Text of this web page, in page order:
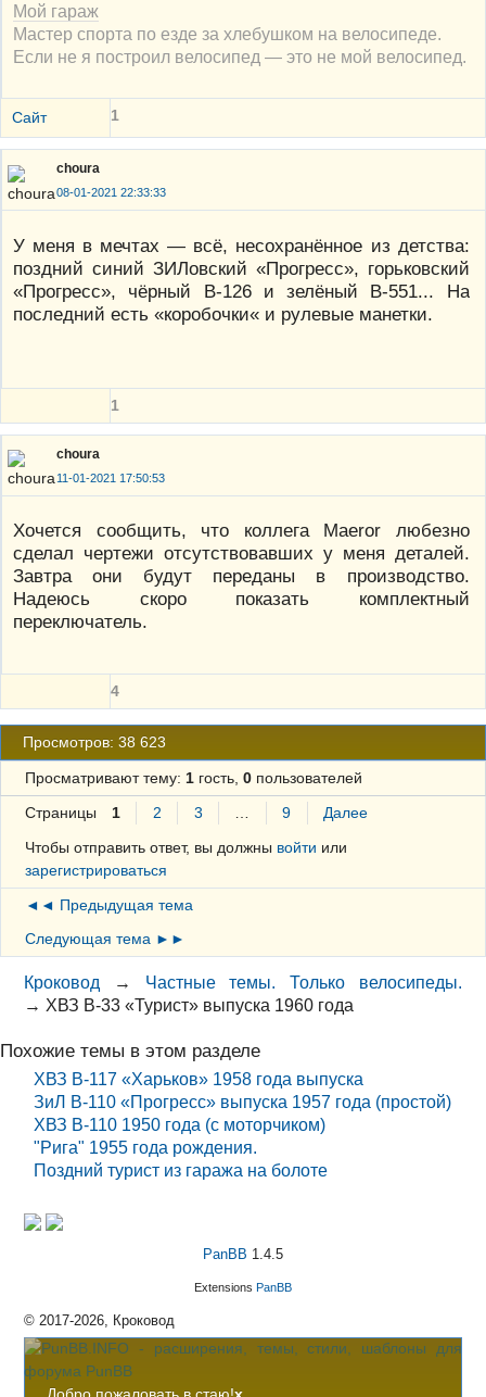
Мой гараж
Мастер спорта по езде за хлебушком на велосипеде.
Если не я построил велосипед — это не мой велосипед.
Сайт 1
choura
08-01-2021 22:33:33
У меня в мечтах — всё, несохранённое из детства:
поздний синий ЗИЛовский «Прогресс», горьковский
«Прогресс», чёрный В-126 и зелёный В-551... На
последний есть «коробочки« и рулевые манетки.
1
choura
11-01-2021 17:50:53
Хочется сообщить, что коллега Maeror любезно
сделал чертежи отсутствовавших у меня деталей.
Завтра они будут переданы в производство.
Надеюсь скоро показать комплектный
переключатель.
4
Просмотров: 38 623
Просматривают тему: 1гость, 0пользователей
Страницы 1 2 3 … 9
Далее
Чтобы отправить ответ, вы должны войти или
зарегистрироваться
◄◄ Предыдущая тема
Следующая тема ►►
Кроковод → Частные темы. Только велосипеды.
→ ХВЗ В-33 «Турист» выпуска 1960 года
Похожие темы в этом разделе
ХВЗ В-117 «Харьков» 1958 года выпуска
ЗиЛ В-110 «Прогресс» выпуска 1957 года (простой)
ХВЗ В-110 1950 года (с моторчиком)
"Рига" 1955 года рождения.
Поздний турист из гаража на болоте
PanBB 1.4.5
Extensions PanBB
© 2017-2026, Кроковод
Добро пожаловать в стаю!x